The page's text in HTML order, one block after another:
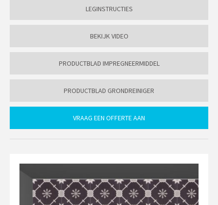
LEGINSTRUCTIES
BEKIJK VIDEO
PRODUCTBLAD IMPREGNEERMIDDEL
PRODUCTBLAD GRONDREINIGER
VRAAG EEN OFFERTE AAN